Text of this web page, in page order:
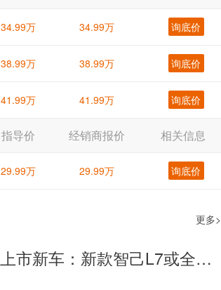
34.99万 34.99万 询底价
38.99万 38.99万 询底价
41.99万 41.99万 询底价
指导价 经销商报价 相关信息
29.99万 29.99万 询底价
更多>
2024年2月即将上市新车：新款智己L7或全系标配激光雷达